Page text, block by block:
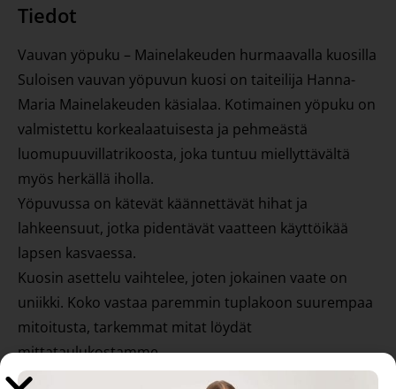
Tiedot
Vauvan yöpuku – Mainelakeuden hurmaavalla kuosilla
Suloisen vauvan yöpuvun kuosi on taiteilija Hanna-
Maria Mainelakeuden käsialaa. Kotimainen yöpuku on
valmistettu korkealaatuisesta ja pehmeästä
luomupuuvillatrikoosta, joka tuntuu miellyttävältä
myös herkällä iholla.
Yöpuvussa on kätevät käännettävät hihat ja
lahkeensuut, jotka pidentävät vaatteen käyttöikää
lapsen kasvaessa.
Kuosin asettelu vaihtelee, joten jokainen vaate on
uniikki. Koko vastaa paremmin tuplakoon suurempaa
mitoitusta, tarkemmat mitat löydät
mittataulukostamme.
Materiaali: 95 % luomupuuvillaa, 5 % elastaania